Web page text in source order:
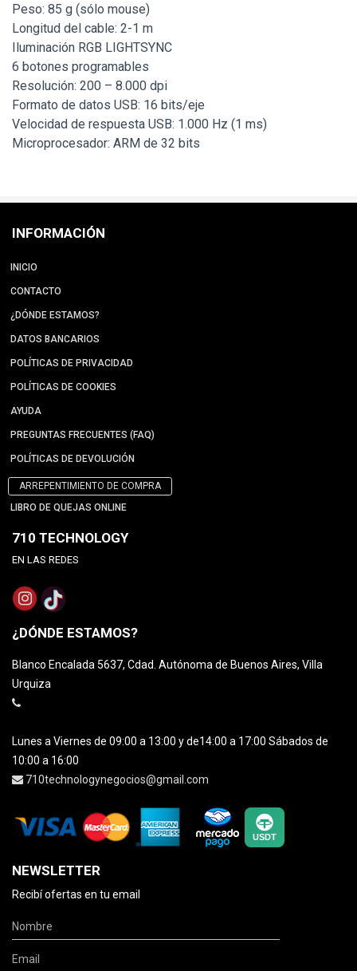
Peso: 85 g (sólo mouse)
Longitud del cable: 2-1 m
Iluminación RGB LIGHTSYNC
6 botones programables
Resolución: 200 – 8.000 dpi
Formato de datos USB: 16 bits/eje
Velocidad de respuesta USB: 1.000 Hz (1 ms)
Microprocesador: ARM de 32 bits
INFORMACIÓN
INICIO
CONTACTO
¿DÓNDE ESTAMOS?
DATOS BANCARIOS
POLÍTICAS DE PRIVACIDAD
POLÍTICAS DE COOKIES
AYUDA
PREGUNTAS FRECUENTES (FAQ)
POLÍTICAS DE DEVOLUCIÓN
ARREPENTIMIENTO DE COMPRA
LIBRO DE QUEJAS ONLINE
710 TECHNOLOGY
EN LAS REDES
¿DÓNDE ESTAMOS?
Blanco Encalada 5637, Cdad. Autónoma de Buenos Aires, Villa
Urquiza
Lunes a Viernes de 09:00 a 13:00 y de14:00 a 17:00 Sábados de
10:00 a 16:00
710technologynegocios@gmail.com
NEWSLETTER
Recibí ofertas en tu email